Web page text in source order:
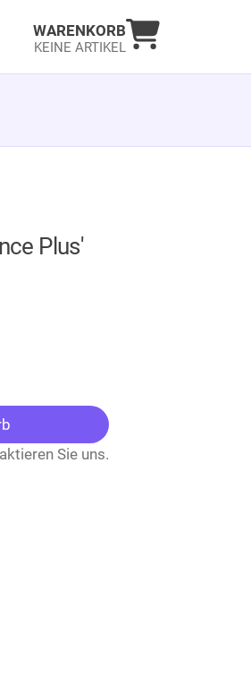
WARENKORB
KEINE ARTIKEL
Warenkorb
Plus'
Sie uns.